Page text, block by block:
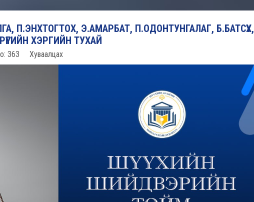
П.ЭНХТОГТОХ, Э.АМАРБАТ, П.ОДОНТУНГАЛАГ, Б.БАТСҮХ,
ХЭРГИЙН ТУХАЙ
363 Хуваалцах